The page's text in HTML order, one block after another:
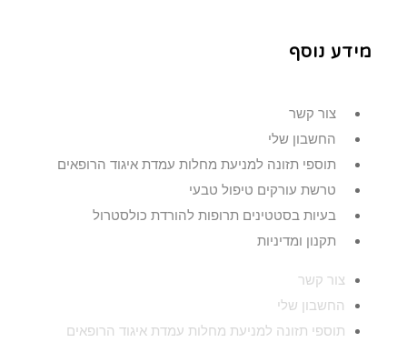
מידע נוסף
צור קשר
החשבון שלי
תוספי תזונה למניעת מחלות עמדת איגוד הרופאים
טרשת עורקים טיפול טבעי
בעיות בסטטינים תרופות להורדת כולסטרול
תקנון ומדיניות
צור קשר
החשבון שלי
תוספי תזונה למניעת מחלות עמדת איגוד הרופאים